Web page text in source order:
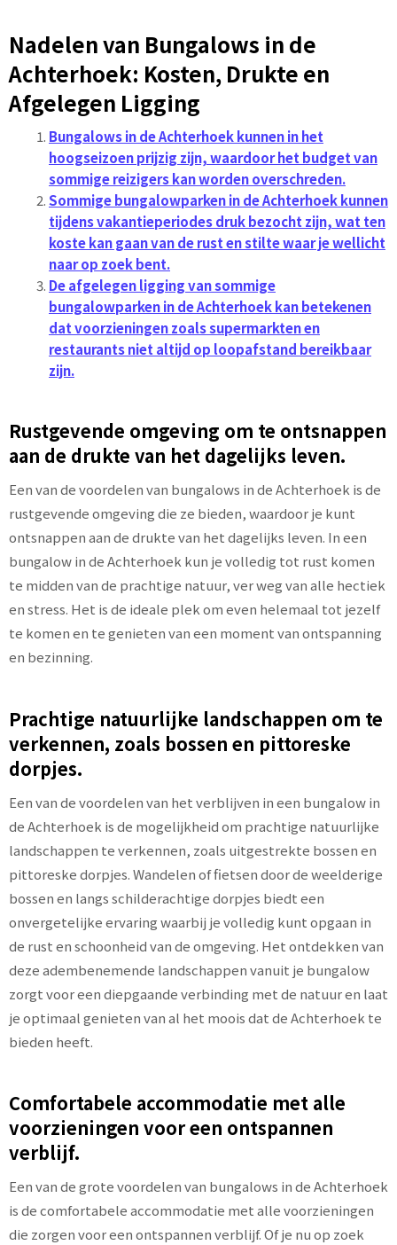
Nadelen van Bungalows in de
Achterhoek: Kosten, Drukte en
Afgelegen Ligging
Bungalows in de Achterhoek kunnen in het
hoogseizoen prijzig zijn, waardoor het budget van
sommige reizigers kan worden overschreden.
Sommige bungalowparken in de Achterhoek kunnen
tijdens vakantieperiodes druk bezocht zijn, wat ten
koste kan gaan van de rust en stilte waar je wellicht
naar op zoek bent.
De afgelegen ligging van sommige
bungalowparken in de Achterhoek kan betekenen
dat voorzieningen zoals supermarkten en
restaurants niet altijd op loopafstand bereikbaar
zijn.
Rustgevende omgeving om te ontsnappen
aan de drukte van het dagelijks leven.
Een van de voordelen van bungalows in de Achterhoek is de
rustgevende omgeving die ze bieden, waardoor je kunt
ontsnappen aan de drukte van het dagelijks leven. In een
bungalow in de Achterhoek kun je volledig tot rust komen
te midden van de prachtige natuur, ver weg van alle hectiek
en stress. Het is de ideale plek om even helemaal tot jezelf
te komen en te genieten van een moment van ontspanning
en bezinning.
Prachtige natuurlijke landschappen om te
verkennen, zoals bossen en pittoreske
dorpjes.
Een van de voordelen van het verblijven in een bungalow in
de Achterhoek is de mogelijkheid om prachtige natuurlijke
landschappen te verkennen, zoals uitgestrekte bossen en
pittoreske dorpjes. Wandelen of fietsen door de weelderige
bossen en langs schilderachtige dorpjes biedt een
onvergetelijke ervaring waarbij je volledig kunt opgaan in
de rust en schoonheid van de omgeving. Het ontdekken van
deze adembenemende landschappen vanuit je bungalow
zorgt voor een diepgaande verbinding met de natuur en laat
je optimaal genieten van al het moois dat de Achterhoek te
bieden heeft.
Comfortabele accommodatie met alle
voorzieningen voor een ontspannen
verblijf.
Een van de grote voordelen van bungalows in de Achterhoek
is de comfortabele accommodatie met alle voorzieningen
die zorgen voor een ontspannen verblijf. Of je nu op zoek